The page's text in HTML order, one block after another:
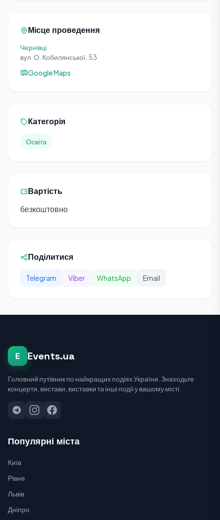
Місце проведення
Чернівці
вул. О. Кобилянської, 53
Google Maps
Категорія
Освіта
Вартість
безкоштовно
Поділитися
Telegram Viber WhatsApp Email
E Events.ua
Головний путівник по найкращих подіях України. Знаходьте
концерти, вистави, виставки та інші події у вашому місті.
Популярні міста
Київ
Рівне
Львів
Дніпро